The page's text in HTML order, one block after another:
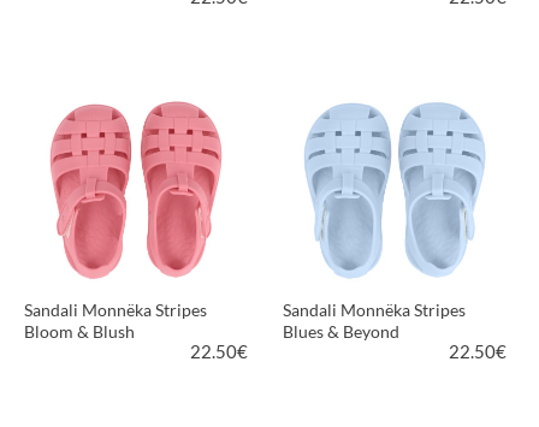
Sandali Monnëka Stripes
Bloom & Blush
22.50€
Sandali Monnëka Stripes
Blues & Beyond
22.50€